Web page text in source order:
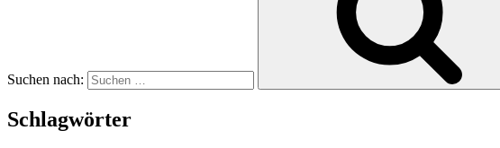
Suchen nach:
Schlagwörter